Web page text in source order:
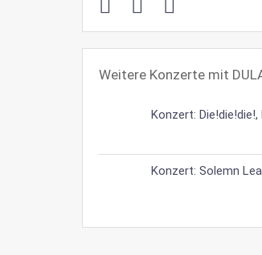
Weitere Konzerte mit
Konzert:
Konzert: Solemn